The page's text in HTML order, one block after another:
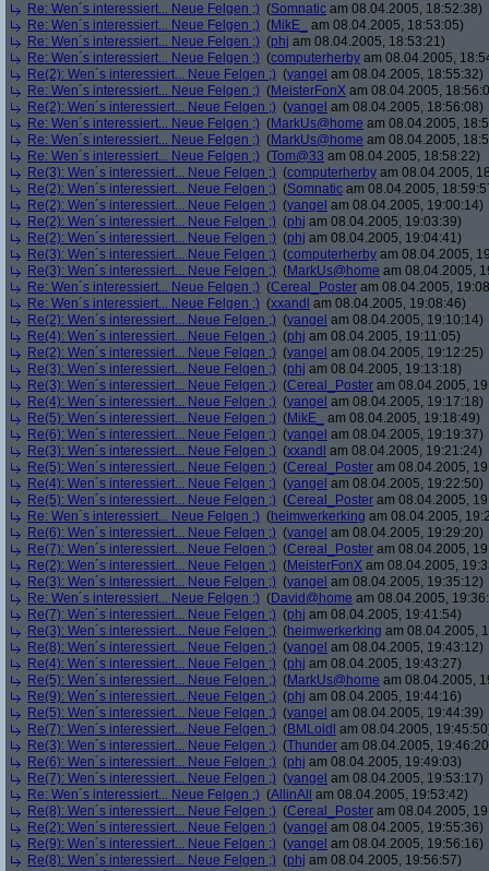
Re: Wen´s interessiert... Neue Felgen ;) (Somnatic am 08.04.2005, 18:52:38)
Re: Wen´s interessiert... Neue Felgen ;) (MikE_
am 08.04.2005, 18:53:05)
Re: Wen´s interessiert... Neue Felgen ;) (phj am 08.04.2005, 18:53:21)
Re: Wen´s interessiert... Neue Felgen ;) (computerherby am 08.04.2005,
Re(2): Wen´s interessiert... Neue Felgen ;) (yangel am 08.04.2005, 18:55:32)
Re: Wen´s interessiert... Neue Felgen ;) (MeisterFonX am 08.04.2005,
Re(2): Wen´s interessiert... Neue Felgen ;) (yangel am 08.04.2005, 18:56:08)
Re: Wen´s interessiert... Neue Felgen ;) (MarkUs@home am 08.04.2005,
Re: Wen´s interessiert... Neue Felgen ;) (MarkUs@home am 08.04.2005,
Re: Wen´s interessiert... Neue Felgen ;) (Tom@33 am 08.04.2005, 18:58:22)
Re(3): Wen´s interessiert... Neue Felgen ;) (computerherby am 08.04.2005,
Re(2): Wen´s interessiert... Neue Felgen ;) (Somnatic am 08.04.2005,
Re(2): Wen´s interessiert... Neue Felgen ;) (yangel am 08.04.2005, 19:00:14)
Re(2): Wen´s interessiert... Neue Felgen ;) (phj am 08.04.2005, 19:03:39)
Re(2): Wen´s interessiert... Neue Felgen ;) (phj am 08.04.2005, 19:04:41)
Re(3): Wen´s interessiert... Neue Felgen ;) (computerherby am 08.04.2005,
Re(3): Wen´s interessiert... Neue Felgen ;) (MarkUs@home am 08.04.2005,
Re: Wen´s interessiert... Neue Felgen ;) (Cereal_Poster am 08.04.2005,
Re: Wen´s interessiert... Neue Felgen ;) (xxandl am 08.04.2005, 19:08:46)
Re(2): Wen´s interessiert... Neue Felgen ;) (yangel am 08.04.2005, 19:10:14)
Re(4): Wen´s interessiert... Neue Felgen ;) (phj am 08.04.2005, 19:11:05)
Re(2): Wen´s interessiert... Neue Felgen ;) (yangel am 08.04.2005, 19:12:25)
Re(3): Wen´s interessiert... Neue Felgen ;) (phj am 08.04.2005, 19:13:18)
Re(3): Wen´s interessiert... Neue Felgen ;) (Cereal_Poster am 08.04.2005,
Re(4): Wen´s interessiert... Neue Felgen ;) (yangel am 08.04.2005, 19:17:18)
Re(5): Wen´s interessiert... Neue Felgen ;) (MikE_
am 08.04.2005, 19:18:49)
Re(6): Wen´s interessiert... Neue Felgen ;) (yangel am 08.04.2005, 19:19:37)
Re(3): Wen´s interessiert... Neue Felgen ;) (xxandl am 08.04.2005, 19:21:24)
Re(5): Wen´s interessiert... Neue Felgen ;) (Cereal_Poster am 08.04.2005,
Re(4): Wen´s interessiert... Neue Felgen ;) (yangel am 08.04.2005, 19:22:50)
Re(5): Wen´s interessiert... Neue Felgen ;) (Cereal_Poster am 08.04.2005,
Re: Wen´s interessiert... Neue Felgen ;) (heimwerkerking am 08.04.2005,
Re(6): Wen´s interessiert... Neue Felgen ;) (yangel am 08.04.2005, 19:29:20)
Re(7): Wen´s interessiert... Neue Felgen ;) (Cereal_Poster am 08.04.2005,
Re(2): Wen´s interessiert... Neue Felgen ;) (MeisterFonX am 08.04.2005,
Re(3): Wen´s interessiert... Neue Felgen ;) (yangel am 08.04.2005, 19:35:12)
Re: Wen´s interessiert... Neue Felgen ;) (David@home am 08.04.2005,
Re(7): Wen´s interessiert... Neue Felgen ;) (phj am 08.04.2005, 19:41:54)
Re(3): Wen´s interessiert... Neue Felgen ;) (heimwerkerking am 08.04.2005,
Re(8): Wen´s interessiert... Neue Felgen ;) (yangel am 08.04.2005, 19:43:12)
Re(4): Wen´s interessiert... Neue Felgen ;) (phj am 08.04.2005, 19:43:27)
Re(5): Wen´s interessiert... Neue Felgen ;) (MarkUs@home am 08.04.2005,
Re(9): Wen´s interessiert... Neue Felgen ;) (phj am 08.04.2005, 19:44:16)
Re(5): Wen´s interessiert... Neue Felgen ;) (yangel am 08.04.2005, 19:44:39)
Re(7): Wen´s interessiert... Neue Felgen ;) (BMLoidl am 08.04.2005,
Re(3): Wen´s interessiert... Neue Felgen ;) (Thunder am 08.04.2005,
Re(6): Wen´s interessiert... Neue Felgen ;) (phj am 08.04.2005, 19:49:03)
Re(7): Wen´s interessiert... Neue Felgen ;) (yangel am 08.04.2005, 19:53:17)
Re: Wen´s interessiert... Neue Felgen ;) (AllinAll
am 08.04.2005, 19:53:42)
Re(8): Wen´s interessiert... Neue Felgen ;) (Cereal_Poster am 08.04.2005,
Re(2): Wen´s interessiert... Neue Felgen ;) (yangel am 08.04.2005, 19:55:36)
Re(9): Wen´s interessiert... Neue Felgen ;) (yangel am 08.04.2005, 19:56:16)
Re(8): Wen´s interessiert... Neue Felgen ;) (phj am 08.04.2005, 19:56:57)